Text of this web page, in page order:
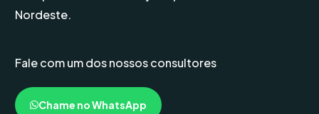
Nordeste.
Fale com um dos nossos consultores
Chame no WhatsApp